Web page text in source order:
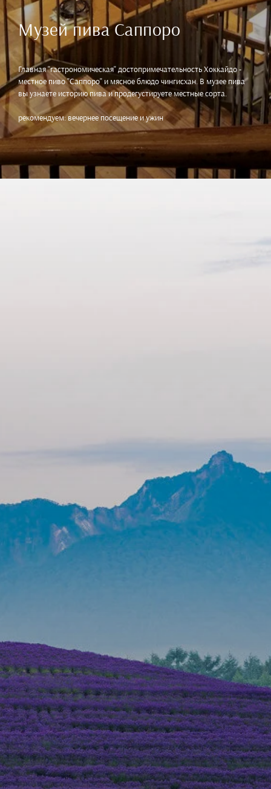
Музей пива Саппоро
Главная "гастрономическая" достопримечательность Хоккайдо -
местное пиво "Саппоро" и мясное блюдо чингисхан. В музее пива
вы узнаете историю пива и продегустируете местные сорта.
рекомендуем: вечернее посещение и ужин